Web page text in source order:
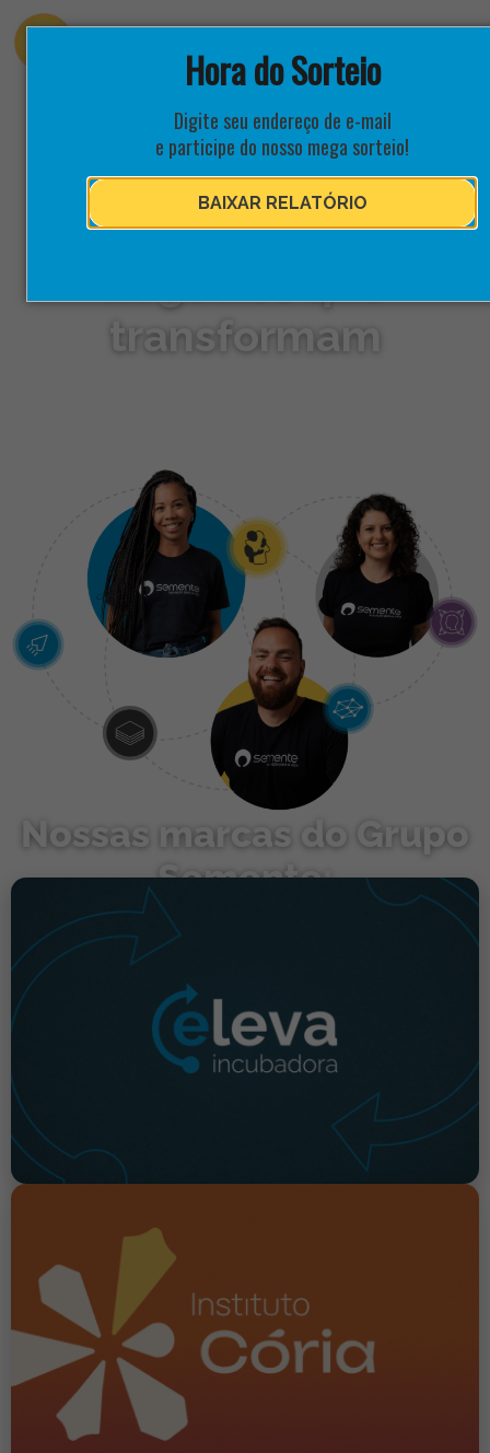
Hora do Sorteio
Digite seu endereço de e-mail
e participe do nosso mega sorteio!
BAIXAR RELATÓRIO
Aceleramos
transformam
Nossas marcas do Grupo
Semente:
Eleva Incubadora
A Eleva é uma rede nacional de incubadoras,
atuando em diversas regiões para fortalecer
quem empreende com propósito e quem
fortalece o ecossistema de inovação.
Instituto Cória
Nosso parceiro em iniciativas sociais dedicado a
promover o empreendedorismo inclusivo, por
meio de programas próprios e personalizados.